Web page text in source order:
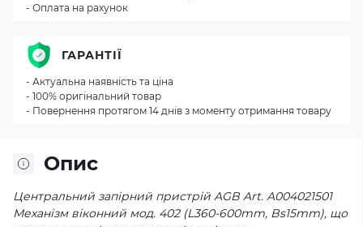
Опис
Центральний запірний пристрій AGB Art. A004021501
Механізм віконний мод. 402 (L360-600mm, Bs15mm), що
- Оплата на рахунок
ГАРАНТІЇ
- Актуальна наявність та ціна
- 100% оригінальний товар
- Повернення протягом 14 днів з моменту отримання товару